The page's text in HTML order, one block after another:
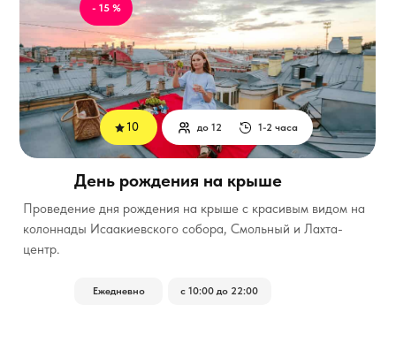
Проведение дня рождения на крыше с красивым видом на
колоннады Исаакиевского собора, Смольный и Лахта-
центр.
1-2 часа
до 12
Ежедневно с 10:00 до 22:00
- 15 %
День рождения на крыше
10